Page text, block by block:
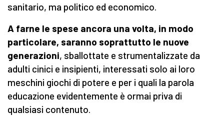
sanitario, ma politico ed economico.
A farne le spese ancora una volta, in modo
particolare, saranno soprattutto le nuove
generazioni, sballottate e strumentalizzate da
adulti cinici e insipienti, interessati solo ai loro
meschini giochi di potere e per i quali la parola
educazione evidentemente è ormai priva di
qualsiasi contenuto.